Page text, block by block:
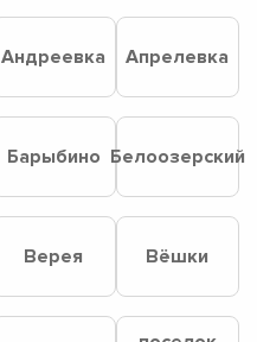
Андреевка Апрелевка
Барыбино Белоозерский
Верея Вёшки